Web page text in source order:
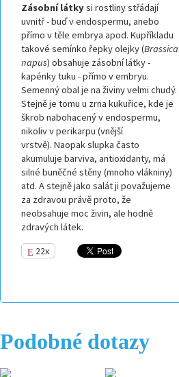
Zásobní látkysi rostliny střádají
uvnitř - buď v endospermu, anebo
přímo v těle embrya apod. Kupříkladu
takové semínko řepky olejky (Brassica
napus) obsahuje zásobní látky -
kapénky tuku - přímo v embryu.
Semenný obal je na živiny velmi chudý.
Stejně je tomu u zrna kukuřice, kde je
škrob nabohacený v endospermu,
nikoliv v perikarpu (vnější
vrstvě). Naopak slupka často
akumuluje barviva, antioxidanty, má
silné buněčné stěny (mnoho vlákniny)
atd. Astejně jako salát ji považujeme
za zdravou právě proto, že
neobsahuje moc živin, ale hodně
zdravých látek.
22x
Podobné dotazy